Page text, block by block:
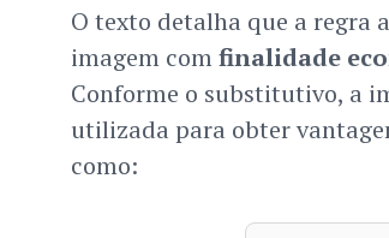
O texto detalha que a regra
imagem comfinalidade
Conforme o substitutivo, a
utilizada para obter
como: